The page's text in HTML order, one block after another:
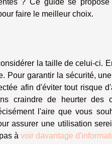
? Ce guide se
faire le meilleur choix.
la taille de celui-ci.
Pour garantir la sécurité,
afin d'éviter tout risque
craindre de heurter des
l'aire que vous
assurer une utilisation
à voir davantage